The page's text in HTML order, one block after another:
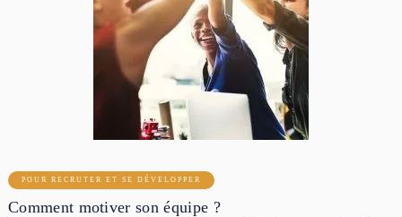
POUR RECRUTER ET SE DÉVELOPPER
Comment motiver son équipe ?